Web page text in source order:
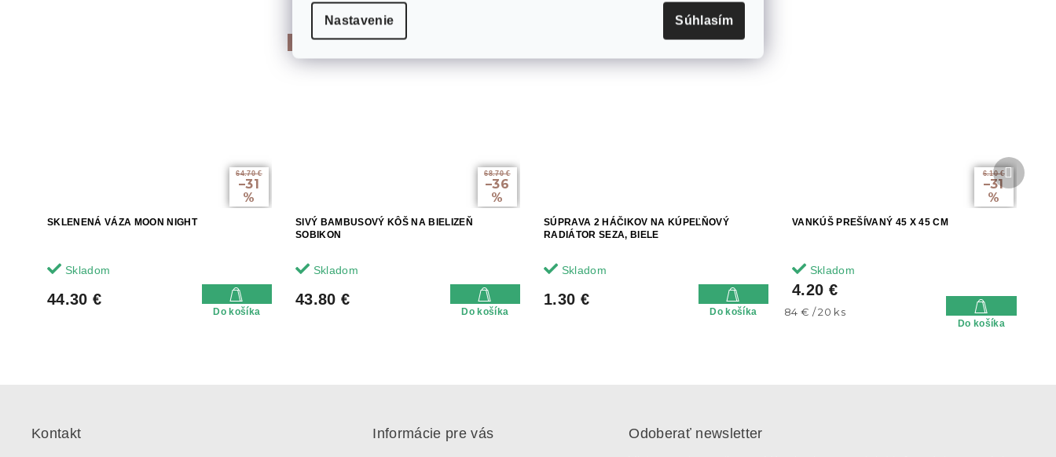
Nastavenie Súhlasím
64.70 €
–31
%
SKLENENÁ VÁZA MOON NIGHT
Skladom
44.30 €
Do košíka
Akcia
68.70 €
–36
%
SIVÝ BAMBUSOVÝ KÔŠ NA BIELIZEŇ
SOBIKON
Skladom
43.80 €
Do košíka
SÚPRAVA 2 HÁČIKOV NA KÚPEĽŇOVÝ
RADIÁTOR SEZA, BIELE
Skladom
1.30 €
Do košíka
6.10 €
–31
%
VANKÚŠ PREŠÍVANÝ 45 X 45 CM
Skladom
4.20 €
Jednotková
84 € / 20 ks
Do košíka
Ďalší
produkt
Kontakt Informácie pre vás Odoberať newsletter